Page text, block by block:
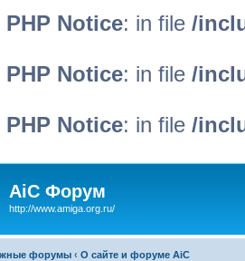
Notice: in file /
Notice: in file /
Notice: in file /
AiC Форум
http://www.amiga.org.ru/
форумы ‹ О сайте и форуме AiC